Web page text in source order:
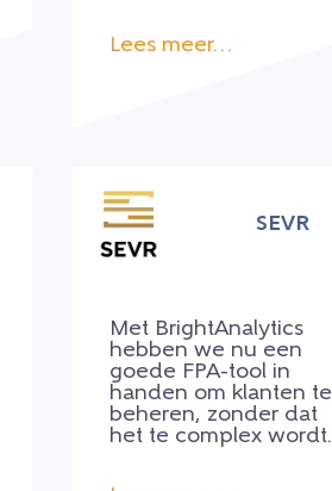
Lees meer…
SEVR
Met BrightAnalytics
hebben we nu een
goede FPA-tool in
handen om klanten te
beheren, zonder dat
het te complex wordt.